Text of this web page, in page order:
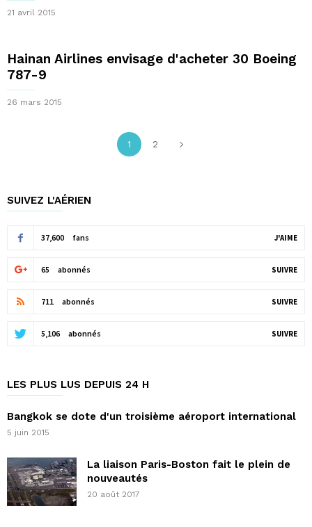
21 avril 2015
Hainan Airlines envisage d'acheter 30 Boeing
787-9
26 mars 2015
1 2
SUIVEZ L'AÉRIEN
37,600 fans J'AIME
65 abonnés SUIVRE
711 abonnés SUIVRE
5,106 abonnés SUIVRE
LES PLUS LUS DEPUIS 24 H
Bangkok se dote d'un troisième aéroport international
5 juin 2015
La liaison Paris-Boston fait le plein de
nouveautés
20 août 2017